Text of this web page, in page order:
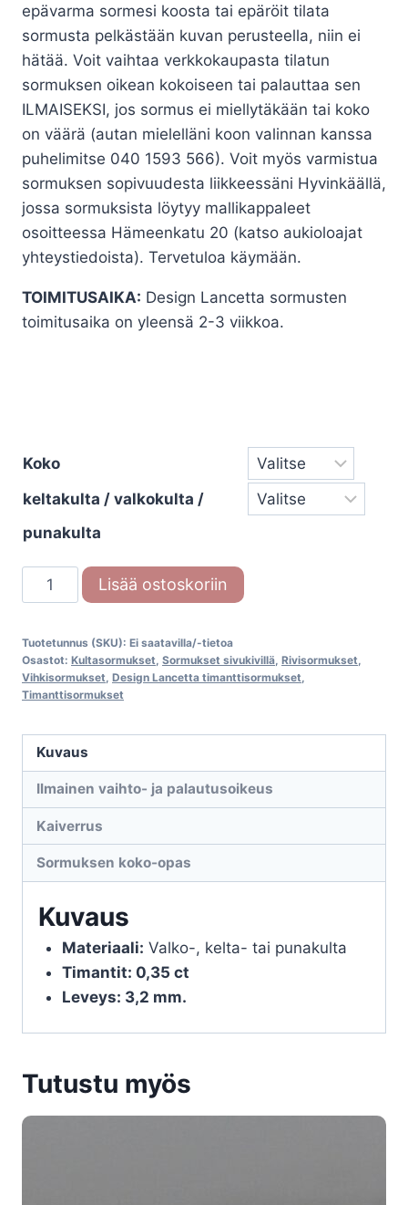
epävarma sormesi koosta tai epäröit tilata
sormusta pelkästään kuvan perusteella, niin ei
hätää. Voit vaihtaa verkkokaupasta tilatun
sormuksen oikean kokoiseen tai palauttaa sen
ILMAISEKSI, jos sormus ei miellytäkään tai koko
on väärä (autan mielelläni koon valinnan kanssa
puhelimitse 040 1593 566). Voit myös varmistua
sormuksen sopivuudesta liikkeessäni Hyvinkäällä,
jossa sormuksista löytyy mallikappaleet
osoitteessa Hämeenkatu 20 (katso aukioloajat
yhteystiedoista). Tervetuloa käymään.
TOIMITUSAIKA: Design Lancetta sormusten
toimitusaika on yleensä 2-3 viikkoa.
Koko
keltakulta / valkokulta /
punakulta
Timanttisormus
3335
Lancetta
määrä
Lisää ostoskoriin
Tuotetunnus (SKU): Ei saatavilla/-tietoa
Osastot: Kultasormukset Sormukset sivukivillä Rivisormukset
Vihkisormukset Design Lancetta timanttisormukset
Timanttisormukset
Kuvaus
Ilmainen vaihto- ja palautusoikeus
Kaiverrus
Sormuksen koko-opas
Kuvaus
Materiaali: Valko-, kelta- tai punakulta
Timantit: 0,35 ct
Leveys: 3,2 mm.
Tutustu myös